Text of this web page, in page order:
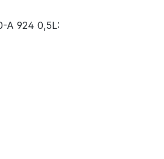
A 924 0,5L: